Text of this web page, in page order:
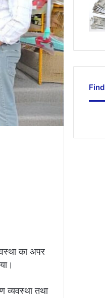
का अपर
व्यवस्था तथा